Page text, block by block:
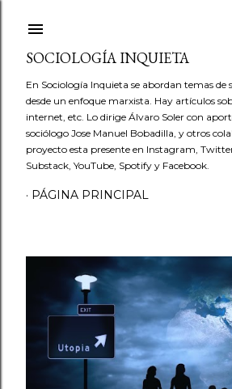
SOCIOLOGÍA INQUIETA
En Sociología Inquieta se abordan temas de
desde un enfoque marxista. Hay artículos
internet, etc. Lo dirige Álvaro Soler con
sociólogo Jose Manuel Bobadilla, y otros
proyecto esta presente en Instagram,
Substack, YouTube, Spotify y Facebook.
PÁGINA PRINCIPAL